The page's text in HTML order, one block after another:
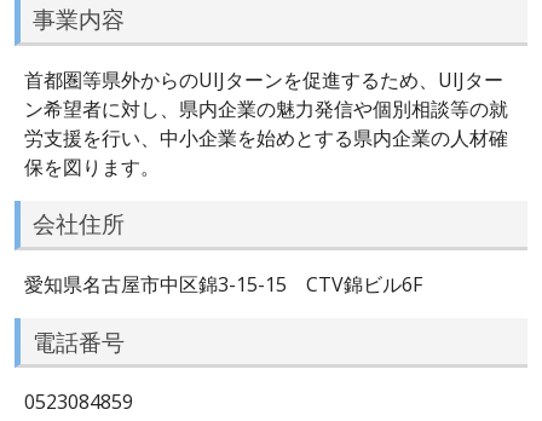
事業内容
首都圏等県外からのUIJターンを促進するため、UIJター
ン希望者に対し、県内企業の魅力発信や個別相談等の就
労支援を行い、中小企業を始めとする県内企業の人材確
保を図ります。
会社住所
愛知県名古屋市中区錦3-15-15 CTV錦ビル6F
電話番号
0523084859